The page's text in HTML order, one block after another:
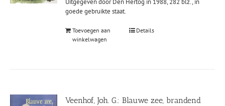
Uitgegeven door Den Hertog in 1988, 282 blz., in
goede gebruikte staat.
Toevoegen aan
winkelwagen
Details
Veenhof, Joh. G.: Blauwe zee, brandend